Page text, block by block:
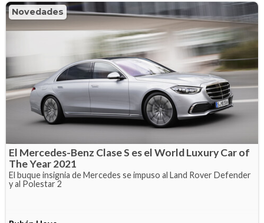
Novedades
El Mercedes-Benz Clase S es el World Luxury Car of
The Year 2021
El buque insignia de Mercedes se impuso al Land Rover Defender
y al Polestar 2